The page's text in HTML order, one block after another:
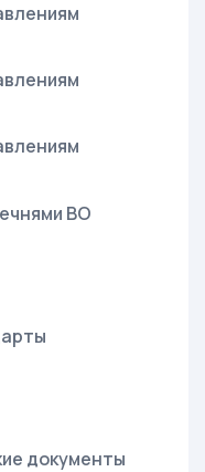
ВО
документы